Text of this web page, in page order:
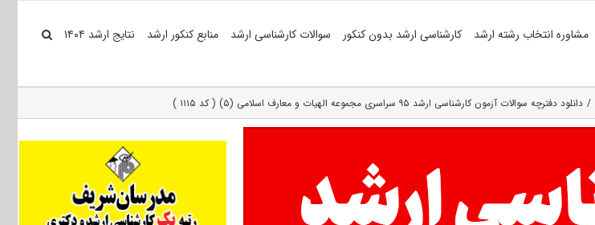
مشاوره انتخاب رشته ارشد کارشناسی ارشد بدون کنکور سوالات کارشناسی ارشد منابع کنکور ارشد نتایج ارشد ۱۴۰۴
دانلود دفترچه سوالات آزمون کارشناسی ارشد ۹۵ سراسری مجموعه الهیات و معارف اسلامی (۵) ( کد ۱۱۱۵ )